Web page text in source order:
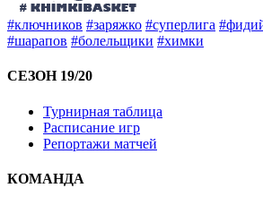
#ключников #заряжко #суперлига
#шарапов #болельщики #химки
СЕЗОН 19/20
Турнирная таблица
Расписание игр
Репортажи матчей
КОМАНДА